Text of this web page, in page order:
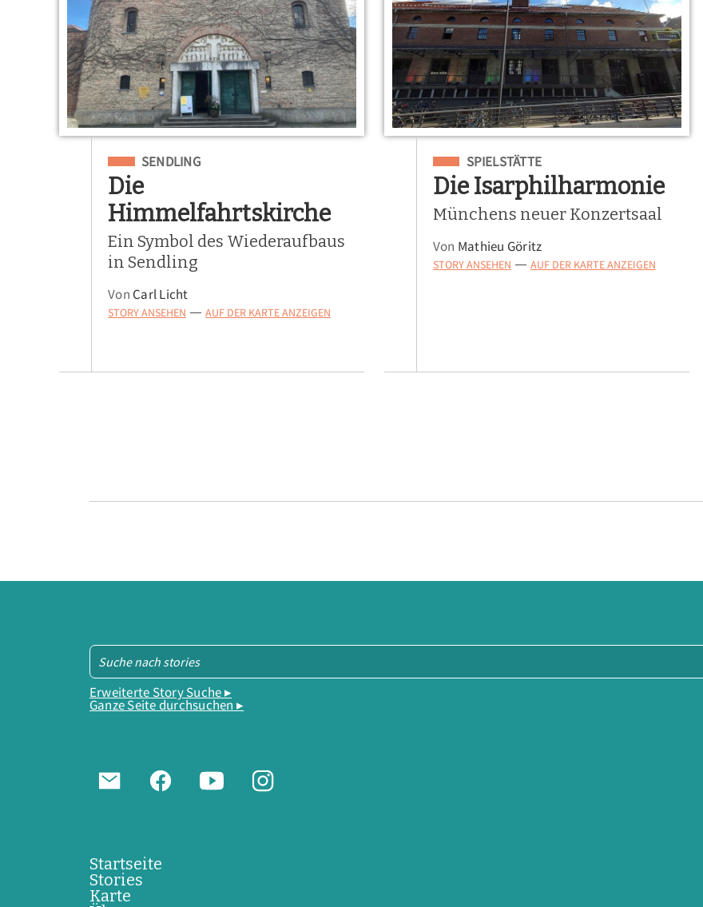
Eingeordnet unter
SENDLING
Die
Himmelfahrtskirche
Ein Symbol des Wiederaufbaus
in Sendling
Von Carl Licht
STORY ANSEHEN — AUF DER KARTE ANZEIGEN
Eingeordnet unter
SPIELSTÄTTE
Die Isarphilharmonie
Münchens neuer Konzertsaal
Von Mathieu Göritz
STORY ANSEHEN — AUF DER KARTE ANZEIGEN
Erweiterte Story Suche ▸
Ganze Seite durchsuchen ▸
Startseite
Stories
Karte